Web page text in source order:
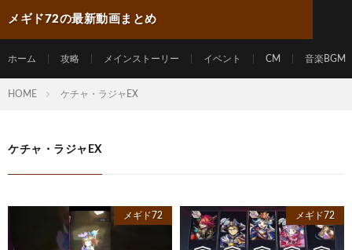
メギド72の最新動画まとめ
ホーム 攻略 メインストーリー イベント CM 音楽BGM
HOME ケチャ・ラジャEX
ケチャ・ラジャEX
メギド72 メギド72